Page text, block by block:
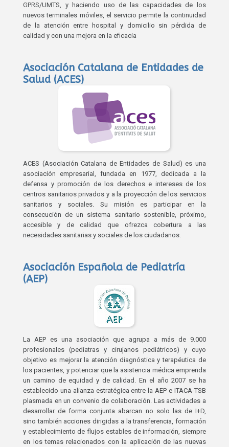
GPRS/UMTS, y haciendo uso de las capacidades de los
nuevos terminales móviles, el servicio permite la continuidad
de la atención entre hospital y domicilio sin pérdida de
calidad y con una mejora en la eficacia
Asociación Catalana de Entidades de
Salud (ACES)
ACES (Asociación Catalana de Entidades de Salud) es una
asociación empresarial, fundada en 1977, dedicada a la
defensa y promoción de los derechos e intereses de los
centros sanitarios privados y a la proyección de los servicios
sanitarios y sociales. Su misión es participar en la
consecución de un sistema sanitario sostenible, próximo,
accesible y de calidad que ofrezca cobertura a las
necesidades sanitarias y sociales de los ciudadanos.
Asociación Española de Pediatría
(AEP)
La AEP es una asociación que agrupa a más de 9.000
profesionales (pediatras y cirujanos pediátricos) y cuyo
objetivo es mejorar la atención diagnóstica y terapéutica de
los pacientes, y potenciar que la asistencia médica emprenda
un camino de equidad y de calidad. En el año 2007 se ha
establecido una alianza estratégica entre la AEP e ITACA-TSB
plasmada en un convenio de colaboración. Las actividades a
desarrollar de forma conjunta abarcan no solo las de I+D,
sino también acciones dirigidas a la transferencia, formación
y establecimiento de flujos estables de información, siempre
en los temas relacionados con la aplicación de las nuevas